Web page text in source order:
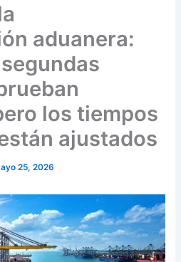
aduanera:
los tiempos
ajustados
25, 2026